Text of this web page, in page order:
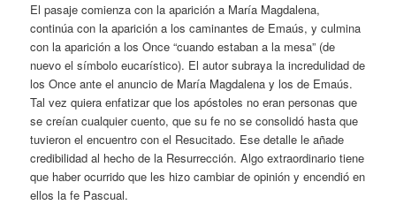
El pasaje comienza con la aparición a María Magdalena,
continúa con la aparición a los caminantes de Emaús, y culmina
con la aparición a los Once “cuando estaban a la mesa” (de
nuevo el símbolo eucarístico). El autor subraya la incredulidad de
los Once ante el anuncio de María Magdalena y los de Emaús.
Tal vez quiera enfatizar que los apóstoles no eran personas que
se creían cualquier cuento, que su fe no se consolidó hasta que
tuvieron el encuentro con el Resucitado. Ese detalle le añade
credibilidad al hecho de la Resurrección. Algo extraordinario tiene
que haber ocurrido que les hizo cambiar de opinión y encendió en
ellos la fe Pascual.